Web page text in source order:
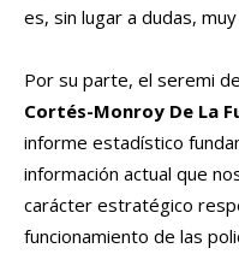
es, sin lugar a dudas,
Por su parte, el seremi
Cortés-Monroy De La
informe estadístico
información actual que
carácter estratégico
funcionamiento de las